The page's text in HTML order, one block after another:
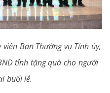
Ban Thường vụ Tỉnh ủy,
tỉnh tặng quà cho người
buổi lễ.